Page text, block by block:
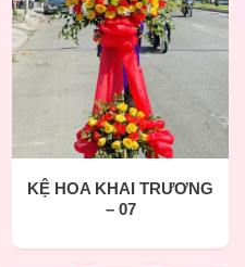
KỆ HOA KHAI TRƯƠNG
– 07